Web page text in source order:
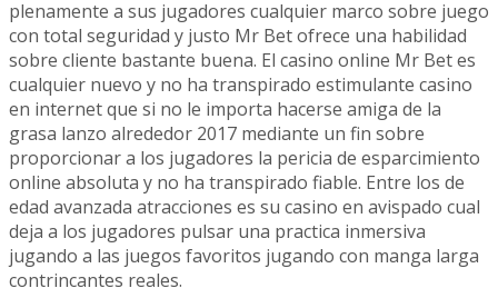
plenamente a sus jugadores cualquier marco sobre juego
con total seguridad y justo Mr Bet ofrece una habilidad
sobre cliente bastante buena. El casino online Mr Bet es
cualquier nuevo y no ha transpirado estimulante casino
en internet que si no le importa hacerse amiga de la
grasa lanzo alrededor 2017 mediante un fin sobre
proporcionar a los jugadores la pericia de esparcimiento
online absoluta y no ha transpirado fiable. Entre los de
edad avanzada atracciones es su casino en avispado cual
deja a los jugadores pulsar una practica inmersiva
jugando a las juegos favoritos jugando con manga larga
contrincantes reales.